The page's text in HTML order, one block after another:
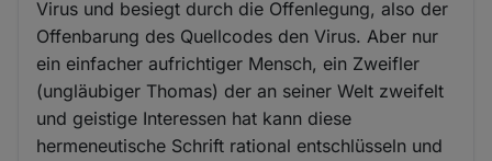
Virus und besiegt durch die Offenlegung, also der
Offenbarung des Quellcodes den Virus. Aber nur
ein einfacher aufrichtiger Mensch, ein Zweifler
(ungläubiger Thomas) der an seiner Welt zweifelt
und geistige Interessen hat kann diese
hermeneutische Schrift rational entschlüsseln und